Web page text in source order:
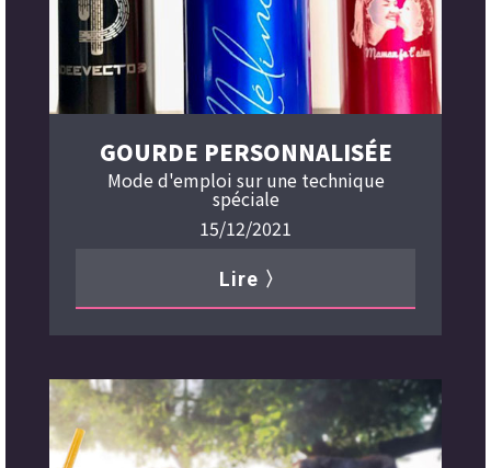
GOURDE PERSONNALISÉE
Mode d'emploi sur une technique
spéciale
15/12/2021
Lire 〉